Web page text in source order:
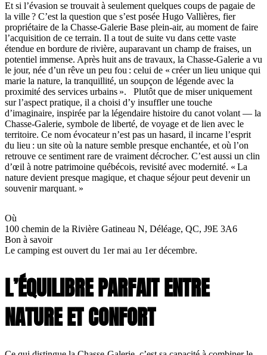
Et si l’évasion se trouvait à seulement quelques coups de pagaie de
la ville ? C’est la question que s’est posée Hugo Vallières, fier
propriétaire de la Chasse-Galerie Base plein-air, au moment de faire
l’acquisition de ce terrain. Il a tout de suite vu dans cette vaste
étendue en bordure de rivière, auparavant un champ de fraises, un
potentiel immense. Après huit ans de travaux, la Chasse-Galerie a vu
le jour, née d’un rêve un peu fou : celui de « créer un lieu unique qui
marie la nature, la tranquillité, un soupçon de légende avec la
proximité des services urbains ». Plutôt que de miser uniquement
sur l’aspect pratique, il a choisi d’y insuffler une touche
d’imaginaire, inspirée par la légendaire histoire du canot volant — la
Chasse-Galerie, symbole de liberté, de voyage et de lien avec le
territoire. Ce nom évocateur n’est pas un hasard, il incarne l’esprit
du lieu : un site où la nature semble presque enchantée, et où l’on
retrouve ce sentiment rare de vraiment décrocher. C’est aussi un clin
d’œil à notre patrimoine québécois, revisité avec modernité. « La
nature devient presque magique, et chaque séjour peut devenir un
souvenir marquant. »
Où
100 chemin de la Rivière Gatineau N, Déléage, QC, J9E 3A6
Bon à savoir
Le camping est ouvert du 1er mai au 1er décembre.
L’ÉQUILIBRE PARFAIT ENTRE
NATURE ET CONFORT